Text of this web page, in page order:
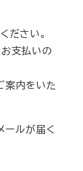
ださい。
支払いの
案内をいた
ールが届く